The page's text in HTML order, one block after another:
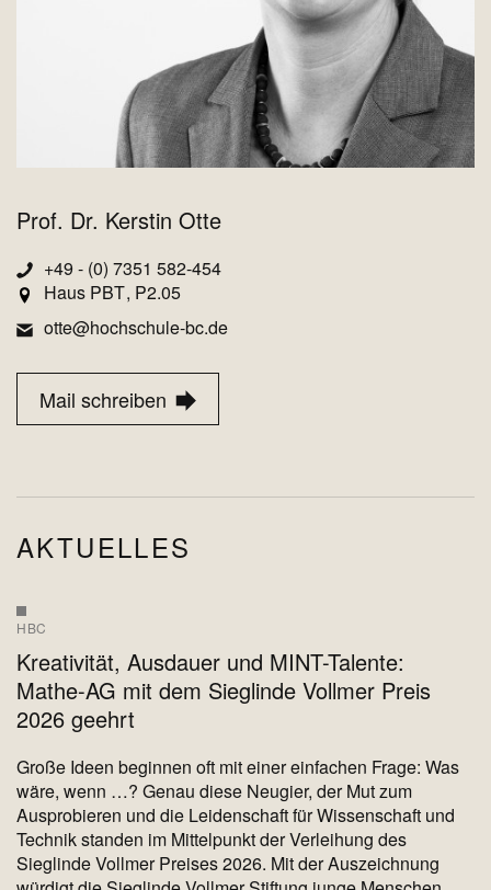
Prof. Dr. Kerstin Otte
+49 - (0) 7351 582-454
Haus PBT P2.05
otte@hochschule-bc.de
Mail schreiben
AKTUELLES
HBC
Kreativität, Ausdauer und MINT-Talente:
Mathe-AG mit dem Sieglinde Vollmer Preis
2026 geehrt
Große Ideen beginnen oft mit einer einfachen Frage: Was
wäre, wenn …? Genau diese Neugier, der Mut zum
Ausprobieren und die Leidenschaft für Wissenschaft und
Technik standen im Mittelpunkt der Verleihung des
Sieglinde Vollmer Preises 2026. Mit der Auszeichnung